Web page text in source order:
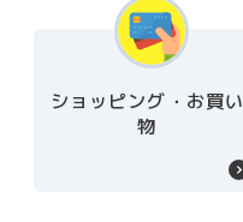
ショッピング・お買い
物